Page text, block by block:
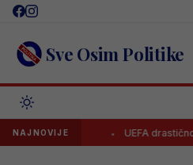
Skip
content Sve Osim Politike
NAJNOVIJE
stvar UEFA drastično kaznila